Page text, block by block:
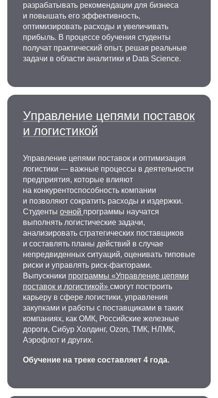
разрабатывать рекомендации для бизнеса
и повышать его эффективность,
оптимизировать расходы и увеличивать
прибыль. В процессе обучения студенты
получат практический опыт, решая реальные
задачи в области аналитики и Data Science.
Управление цепями поставок
и логистикой
Управление цепями поставок и оптимизация
логистики — важные процессы в деятельности
предприятия, которые влияют
на конкурентоспособность компании
и позволяют сократить расходы и издержки.
Студенты очной программы научатся
выполнять логистические задачи,
анализировать стратегических поставщиков
и составлять планы действий в случае
непредвиденных ситуаций, оценивать типовые
риски и управлять риск-факторами.
Выпускники программы «Управление цепями
поставок и логистикой» смогут построить
карьеру в сфере логистики, управления
закупками и работы с поставщиками в таких
компаниях, как ОМК, Российские железные
дороги, Сибур Холдинг, Ozon, ТМК, НЛМК,
Аэрофлот и других.
Обучение на треке составляет 4 года.